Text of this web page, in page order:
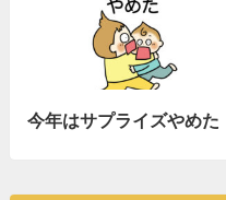
今年はサプライズやめた